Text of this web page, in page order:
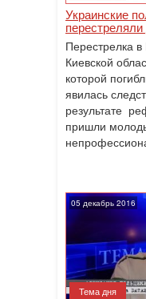
Украинские
перестреляли
Перестрелка
Киевской
которой
явилась
результате
пришли
05 декабрь 2016
Тема дня